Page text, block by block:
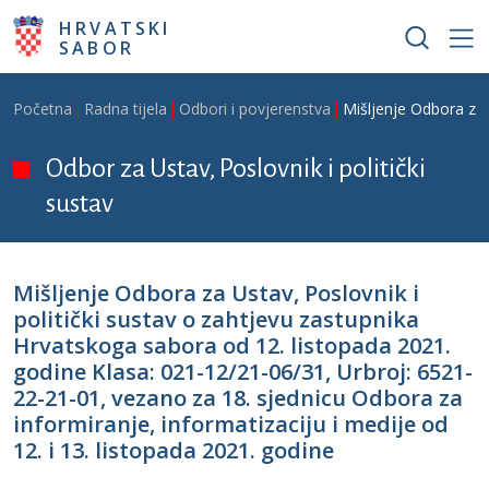
Skoči na glavni sadržaj
HRVATSKI
SABOR
Breadcrumb
Početna Radna tijela Odbori i povjerenstva Mišljenje Odbora
Odbor za Ustav, Poslovnik i politički
sustav
Mišljenje Odbora za Ustav, Poslovnik i
politički sustav o zahtjevu zastupnika
Hrvatskoga sabora od 12. listopada 2021.
godine Klasa: 021-12/21-06/31, Urbroj: 6521-
22-21-01, vezano za 18. sjednicu Odbora za
informiranje, informatizaciju i medije od
12. i 13. listopada 2021. godine